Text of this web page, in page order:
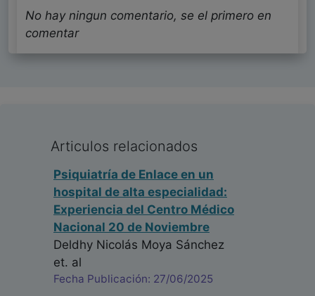
No hay ningun comentario, se el primero en
comentar
Articulos relacionados
Psiquiatría de Enlace en un
hospital de alta especialidad:
Experiencia del Centro Médico
Nacional 20 de Noviembre
Deldhy Nicolás Moya Sánchez
et. al
Fecha Publicación: 27/06/2025